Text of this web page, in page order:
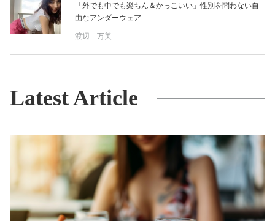
「外でも中でも楽ちん＆かっこいい」性別を問わない自
由なアンダーウェア
渡辺 万美
Latest Article